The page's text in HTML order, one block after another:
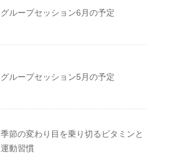
グループセッション6月の予定
グループセッション5月の予定
季節の変わり目を乗り切るビタミンと
運動習慣